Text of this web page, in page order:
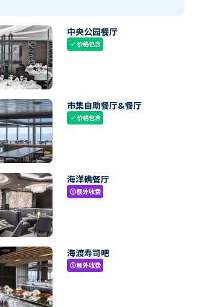
中央公园餐厅
check价格包含
市集自助餐厅&餐厅
check价格包含
海洋礁餐厅
paid额外收费
海渡寿司吧
paid额外收费